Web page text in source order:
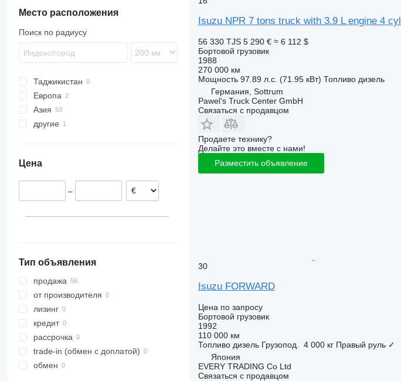
Premium
Место расположения
Поиск по радиусу
Таджикистан
Европа
Италия
Германия
Азия
Япония
другие
Цена
–
Тип объявления
продажа
от производителя
лизинг
кредит
рассрочка
trade-in (обмен с доплатой)
обмен
Isuzu NPR 7 tons truck with 3.9 L engine 4 cyl
56 330 TJS 5 290 € ≈ 6 112 $
Бортовой грузовик
1988
270 000 км
Мощность 97.89 л.с. (71.95 кВт) Топливо дизель
Германия, Sottrum
Pawel‘s Truck Center GmbH
Связаться с продавцом
Продаете технику?
Делайте это вместе с нами!
Разместить объявление
30
Isuzu FORWARD
Цена по запросу
Бортовой грузовик
1992
110 000 км
Топливо дизель Грузопод. 4 000 кг Правый руль ✓
Япония
EVERY TRADING Co Ltd
Связаться с продавцом